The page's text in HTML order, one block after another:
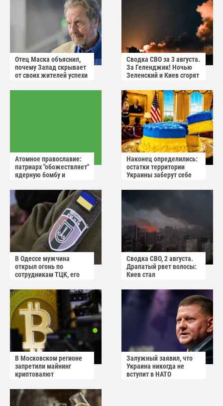
Отец Маска объяснил,
почему Запад скрывает
от своих жителей успехи
Сводка СВО за 3 августа.
За Геленджик! Ночью
Зеленский и Киев сгорят
Атомное православие:
патриарх "обожествляет"
ядерную бомбу и
"апокалиптических
сценариев"
Наконец определились:
остатки территории
Украины заберут себе
В Одессе мужчина
открыл огонь по
сотрудникам ТЦК, его
Сводка СВО, 2 августа.
Драпатый рвет волосы:
Киев стал
В Московском регионе
запретили майнинг
криптовалют
Залужный заявил, что
Украина никогда не
вступит в НАТО